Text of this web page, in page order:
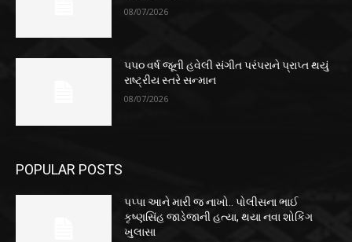
08/07/2026
૫૫૦ વર્ષ જૂની હવેલી સંગીત પરંપરાને પ્રાપ્ત થયું
રાષ્ટ્રીય સ્તરે સન્માન
08/07/2026
POPULAR POSTS
પપ્પા આને મારી જ નાખો.. પોલીસના ભાઈ
કૃષ્ણસિંહ જાડેજાની હત્યા, થયા નવા શોકિંગ
ખુલાસા